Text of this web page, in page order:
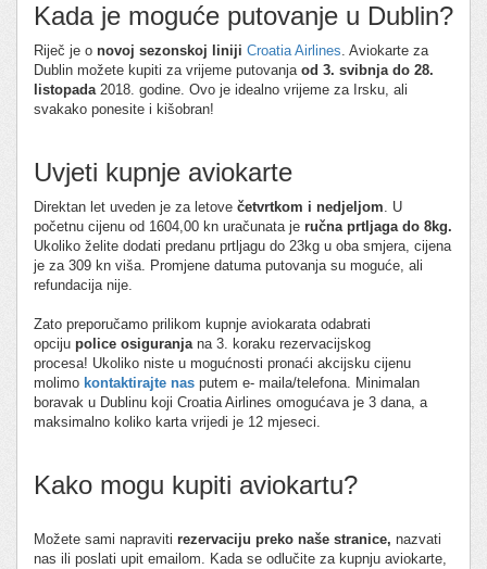
Kada je moguće putovanje u Dublin?
Riječ je o novoj sezonskoj liniji Croatia Airlines. Aviokarte za
Dublin možete kupiti za vrijeme putovanja od 3. svibnja do 28.
listopada2018. godine. Ovo je idealno vrijeme za Irsku, ali
svakako ponesite i kišobran!
Uvjeti kupnje aviokarte
Direktan let uveden je za letove četvrtkom i nedjeljom. U
početnu cijenu od 1604,00 kn uračunata je ručna prtljaga do 8kg.
Ukoliko želite dodati predanu prtljagu do 23kg u oba smjera, cijena
je za 309 kn viša. Promjene datuma putovanja su moguće, ali
refundacija nije.
Zato preporučamo prilikom kupnje aviokarata odabrati
opciju police osiguranjana 3. koraku rezervacijskog
procesa! Ukoliko niste u mogućnosti pronaći akcijsku cijenu
molimo kontaktirajte nas putem e- maila/telefona. Minimalan
boravak u Dublinu koji Croatia Airlines omogućava je 3 dana, a
maksimalno koliko karta vrijedi je 12 mjeseci.
Kako mogu kupiti aviokartu?
Možete sami napraviti rezervaciju preko naše stranice, nazvati
nas ili poslati upit emailom. Kada se odlučite za kupnju aviokarte,